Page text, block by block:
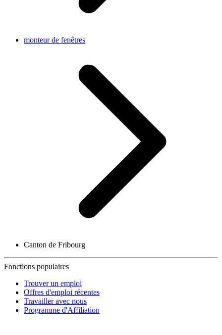
monteur de fenêtres
Canton de Fribourg
Fonctions populaires
Trouver un emploi
Offres d'emploi récentes
Travailler avec nous
Programme d'Affiliation